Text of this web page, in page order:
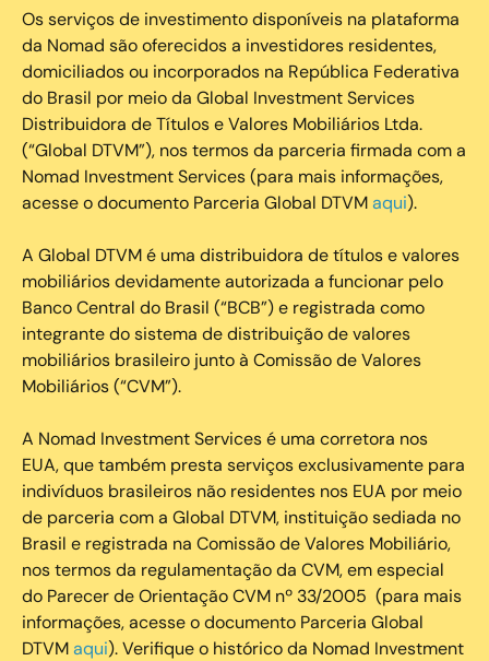
Os serviços de investimento disponíveis na plataforma
da Nomad são oferecidos a investidores residentes,
domiciliados ou incorporados na República Federativa
do Brasil por meio da Global Investment Services
Distribuidora de Títulos e Valores Mobiliários Ltda.
(“Global DTVM”), nos termos da parceria firmada com a
Nomad Investment Services (para mais informações,
acesse o documento Parceria Global DTVMaqui).
A Global DTVM é uma distribuidora de títulos e valores
mobiliários devidamente autorizada a funcionar pelo
Banco Central do Brasil (“BCB”) e registrada como
integrante do sistema de distribuição de valores
mobiliários brasileiro junto à Comissão de Valores
Mobiliários (“CVM”).
‍A Nomad Investment Services é uma corretora nos
EUA, que também presta serviços exclusivamente para
indivíduos brasileiros não residentes nos EUA por meio
de parceria com a Global DTVM, instituição sediada no
Brasil e registrada na Comissão de Valores Mobiliário,
nos termos da regulamentação da CVM, em especial
do Parecer de Orientação CVM nº 33/2005 (para mais
informações, acesse o documento Parceria Global
DTVMaqui). Verifique o histórico da Nomad Investment